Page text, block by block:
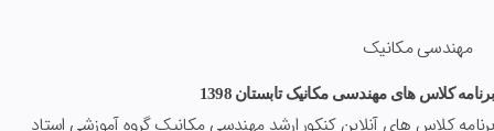
مهندسی مکانیک
برنامه کلاس های مهندسی مکانیک تابستان 1398
برنامه کلاس های آنلاین کنکور ارشد مهندسی مکانیک گروه آموزشی استاد